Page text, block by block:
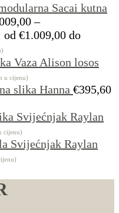
Sacai kutna
–
€1.009,00 do
Vaza Alison losos
u cijenu)
slika Hanna €395,60
Svijećnjak Raylan
cijenu)
Svijećnjak Raylan